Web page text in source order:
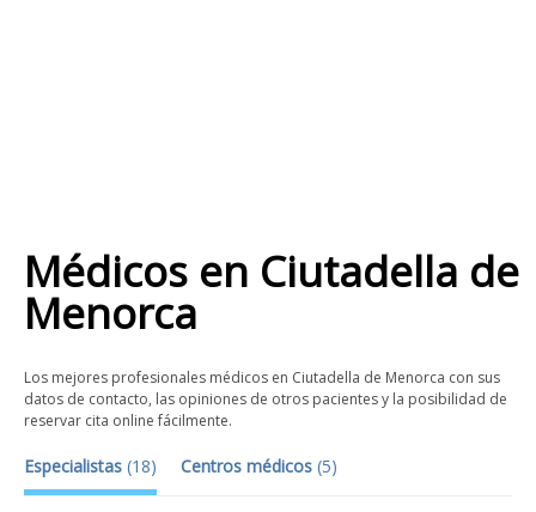
Médicos en Ciutadella de
Menorca
Los mejores profesionales médicos en Ciutadella de Menorca con sus
datos de contacto, las opiniones de otros pacientes y la posibilidad de
reservar cita online fácilmente.
Especialistas (18) Centros médicos (5)